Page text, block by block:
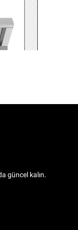
güncel kalın.